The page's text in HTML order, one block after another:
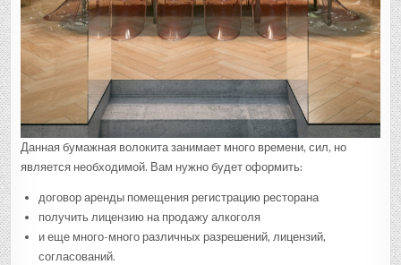
Данная бумажная волокита занимает много времени, сил, но
является необходимой. Вам нужно будет оформить:
договор аренды помещения регистрацию ресторана
получить лицензию на продажу алкоголя
и еще много-много различных разрешений, лицензий,
согласований.